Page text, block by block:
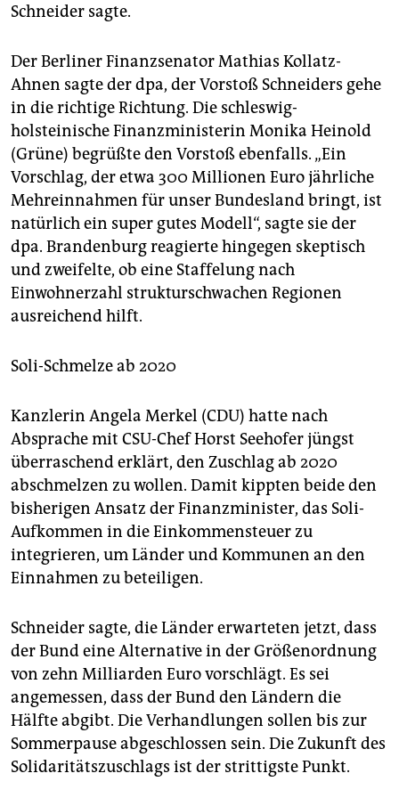
Schneider sagte.
Der Berliner Finanzsenator Mathias Kollatz-
Ahnen sagte der dpa, der Vorstoß Schneiders gehe
in die richtige Richtung. Die schleswig-
holsteinische Finanzministerin Monika Heinold
(Grüne) begrüßte den Vorstoß ebenfalls. „Ein
Vorschlag, der etwa 300 Millionen Euro jährliche
Mehreinnahmen für unser Bundesland bringt, ist
natürlich ein super gutes Modell“, sagte sie der
dpa. Brandenburg reagierte hingegen skeptisch
und zweifelte, ob eine Staffelung nach
Einwohnerzahl strukturschwachen Regionen
ausreichend hilft.
Soli-Schmelze ab 2020
Kanzlerin Angela Merkel (CDU) hatte nach
Absprache mit CSU-Chef Horst Seehofer jüngst
überraschend erklärt, den Zuschlag ab 2020
abschmelzen zu wollen. Damit kippten beide den
bisherigen Ansatz der Finanzminister, das Soli-
Aufkommen in die Einkommensteuer zu
integrieren, um Länder und Kommunen an den
Einnahmen zu beteiligen.
Schneider sagte, die Länder erwarteten jetzt, dass
der Bund eine Alternative in der Größenordnung
von zehn Milliarden Euro vorschlägt. Es sei
angemessen, dass der Bund den Ländern die
Hälfte abgibt. Die Verhandlungen sollen bis zur
Sommerpause abgeschlossen sein. Die Zukunft des
Solidaritätszuschlags ist der strittigste Punkt.